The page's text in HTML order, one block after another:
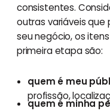
consistentes.
outras variáveis
seu negócio, os
primeira etapa são:
quem é meu
profissão,
quem é minha